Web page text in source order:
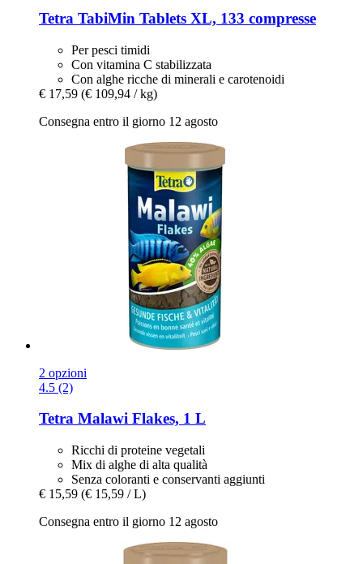
Tetra TabiMin Tablets XL, 133 compresse
Per pesci timidi
Con vitamina C stabilizzata
Con alghe ricche di minerali e carotenoidi
€ 17,59 (€ 109,94 / kg)
Consegna entro il giorno 12 agosto
2 opzioni
4.5 (2)
Tetra Malawi Flakes, 1 L
Ricchi di proteine ​​vegetali
Mix di alghe di alta qualità
Senza coloranti e conservanti aggiunti
€ 15,59 (€ 15,59 / L)
Consegna entro il giorno 12 agosto